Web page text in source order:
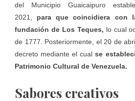
del Municipio Guaicaipuro
2021, para que coincidiera con
fundación de Los Teques, lo cual
de 1777. Posteriormente, el 20 de
decreto mediante el cualse
Patrimonio Cultural de Venezuela.
Sabores creativos